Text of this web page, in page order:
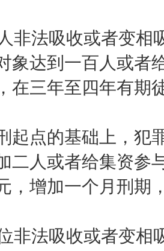
法吸收或者变相
象达到一百人或者
在三年至四年有期
点的基础上，犯
二人或者给集资参
，增加一个月刑期
法吸收或者变相